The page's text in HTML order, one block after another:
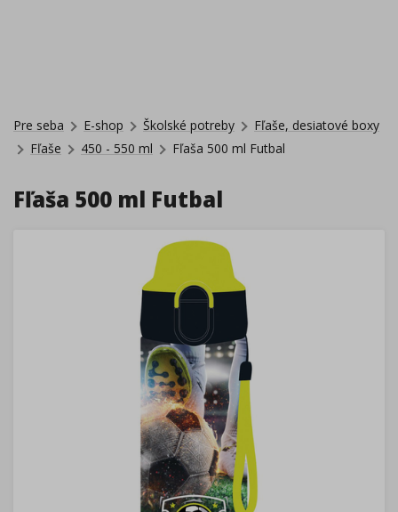
Pre seba E-shop Školské potreby
Fľaše, desiatové boxy
Fľaše
450 - 550 ml Fľaša 500 ml Futbal
Fľaša 500 ml Futbal